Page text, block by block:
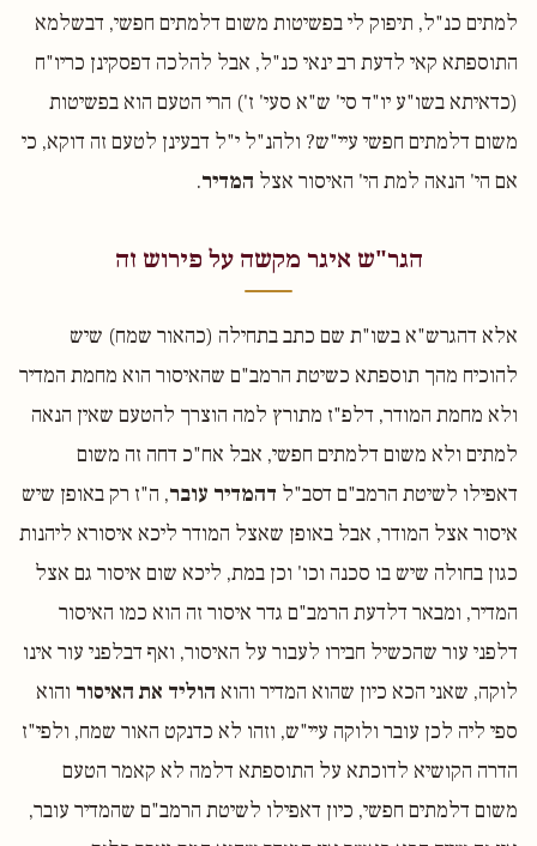
למתים כנ"ל, תיפוק לי בפשיטות משום דלמתים חפשי, דבשלמא
התוספתא קאי לדעת רב ינאי כנ"ל, אבל להלכה דפסקינן כריו"ח
(כדאיתא בשו"ע יו"ד סי' ש"א סעי' ז') הרי הטעם הוא בפשיטות
משום דלמתים חפשי עיי"ש? ולהנ"ל י"ל דבעינן לטעם זה דוקא, כי
אם הי' הנאה למת הי' האיסור אצל המדיר.
הגר"ש איגר מקשה על פירוש זה
אלא דהגרש"א בשו"ת שם כתב בתחילה (כהאור שמח) שיש
להוכיח מהך תוספתא כשיטת הרמב"ם שהאיסור הוא מחמת המדיר
ולא מחמת המודר, דלפ"ז מתורץ למה הוצרך להטעם שאין הנאה
למתים ולא משום דלמתים חפשי, אבל אח"כ דחה זה משום
דאפילו לשיטת הרמב"ם דסב"ל דהמדיר עובר, ה"ז רק באופן שיש
איסור אצל המודר, אבל באופן שאצל המודר ליכא איסורא ליהנות
כגון בחולה שיש בו סכנה וכו' וכן במת, ליכא שום איסור גם אצל
המדיר, ומבאר דלדעת הרמב"ם גדר איסור זה הוא כמו האיסור
דלפני עור שהכשיל חבירו לעבור על האיסור, ואף דבלפני עור אינו
לוקה, שאני הכא כיון שהוא המדיר והוא הוליד את האיסור והוא
ספי ליה לכן עובר ולוקה עיי"ש, וזהו לא כדנקט האור שמח, ולפי"ז
הדרה הקושיא לדוכתא על התוספתא דלמה לא קאמר הטעם
משום דלמתים חפשי, כיון דאפילו לשיטת הרמב"ם שהמדיר עובר,